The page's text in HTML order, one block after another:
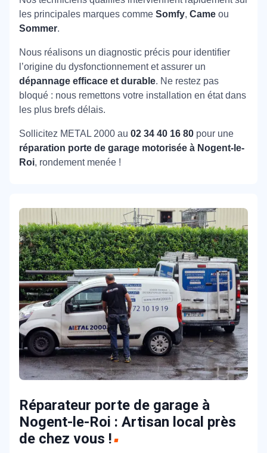
les principales marques comme Somfy, Came ou
Sommer.
Nous réalisons un diagnostic précis pour identifier
l’origine du dysfonctionnement et assurer un
dépannage efficace et durable. Ne restez pas
bloqué : nous remettons votre installation en état dans
les plus brefs délais.
Sollicitez METAL 2000 au 02 34 40 16 80 pour une
réparation porte de garage motorisée à Nogent-le-
Roi, rondement menée !
Réparateur porte de garage à
Nogent-le-Roi : Artisan local près
de chez vous !